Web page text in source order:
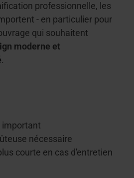
professionnelle, les
- en particulier pour
qui souhaitent
moderne et
.
important
nécessaire
courte en cas d'entretien